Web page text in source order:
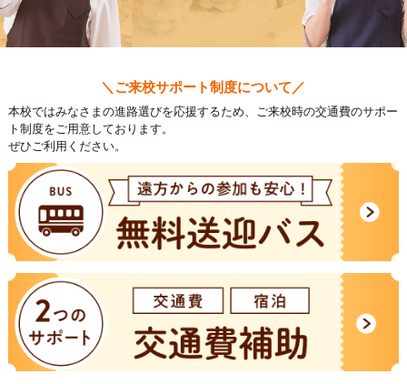
＼ご来校サポート制度について／
本校ではみなさまの進路選びを応援するため、 ご来校時の交通費のサポー
ト制度をご用意しております。
ぜひご利用ください。